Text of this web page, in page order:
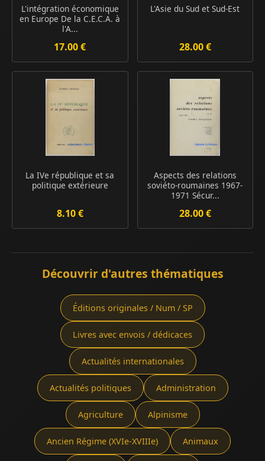
L'intégration économique
en Europe De la C.E.C.A. à
l'A...
17.00 €
L'Asie du Sud et Sud-Est
28.00 €
La IVe république et sa
politique extérieure
8.10 €
Aspects des relations
soviéto-roumaines 1967-
1971 Sécur...
28.00 €
Découvrir d'autres thématiques
Éditions originales / Num / SP
Livres avec envois / dédicaces
Actualités internationales
Actualités politiques Administration
Agriculture Alpinisme
Ancien Régime (XVIe-XVIIIe) Animaux